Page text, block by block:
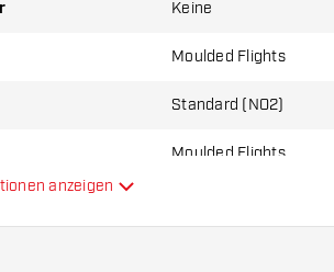
Keine
Moulded Flights
Standard (NO2)
Moulded Flights
anzeigen